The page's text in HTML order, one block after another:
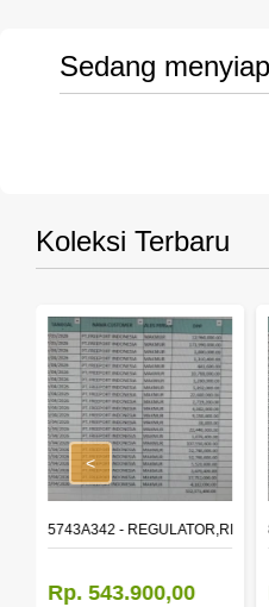
Sedang
Koleksi Terbaru
DOOR WINDOW,LH
5743A342 - REGULATOR,RR
Rp. 543.900,00
<